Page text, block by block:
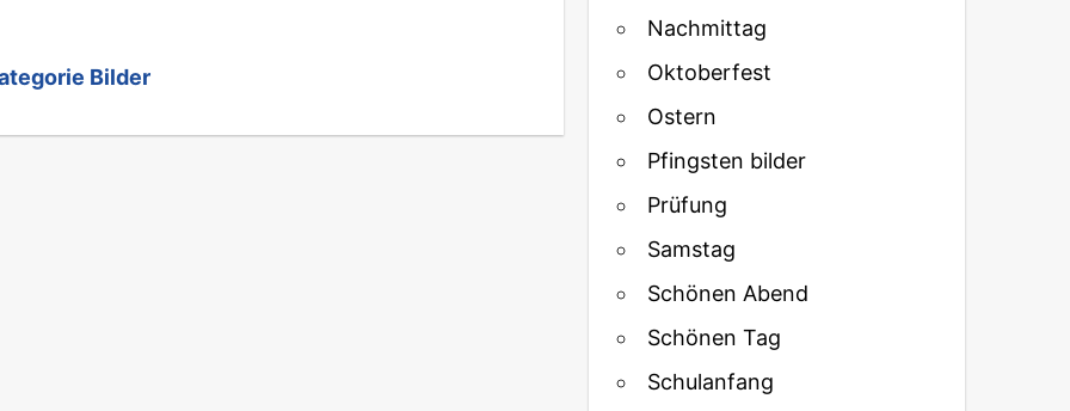
Bilder
Nachmittag
Oktoberfest
Ostern
Pfingsten bilder
Prüfung
Samstag
Schönen Abend
Schönen Tag
Schulanfang